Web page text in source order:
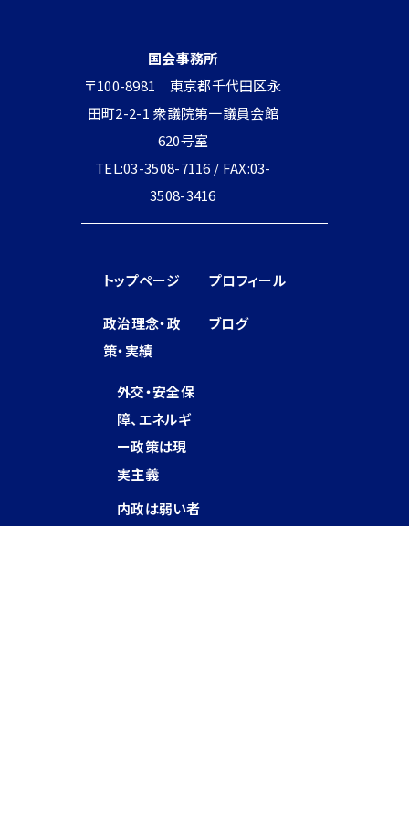
国会事務所
〒100-8981 東京都千代田区永
田町2-2-1 衆議院第一議員会館
620号室
TEL:03-3508-7116 / FAX:03-
3508-3416
トップページ プロフィール
政治理念・政
策・実績
外交・安全保
障、エネルギ
ー政策は現
実主義
内政は弱い者
ブログ